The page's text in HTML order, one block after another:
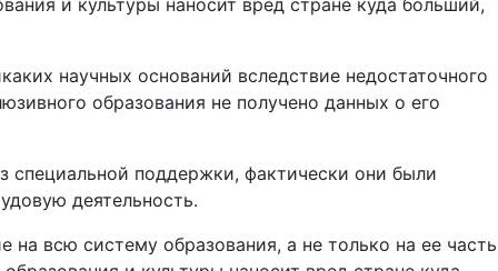
и культуры наносит вред стране куда больший,
научных оснований вследствие недостаточного
образования не получено данных о его
специальной поддержки, фактически они были
деятельность.
всю систему образования, а не только на ее часть